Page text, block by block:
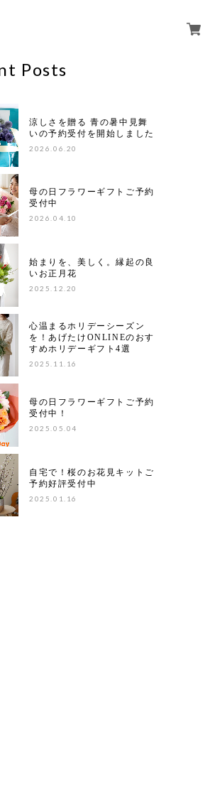
Posts
涼しさを贈る 青の暑中見舞
いの予約受付を開始しました
2026.06.20
母の日フラワーギフトご予約
受付中
2026.04.10
始まりを、美しく。縁起の良
いお正月花
2025.12.20
心温まるホリデーシーズン
を！あげたけONLINEのおす
すめホリデーギフト4選
2025.11.16
母の日フラワーギフトご予約
受付中！
2025.05.04
自宅で！桜のお花見キットご
予約好評受付中
2025.01.16